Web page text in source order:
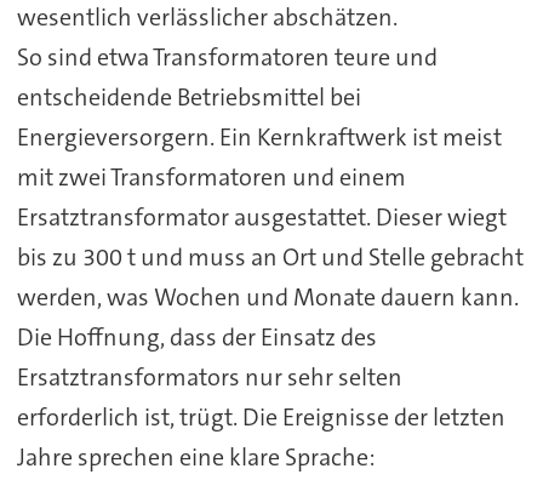
wesentlich verlässlicher abschätzen.
So sind etwa Transformatoren teure und
entscheidende Betriebsmittel bei
Energieversorgern. Ein Kernkraftwerk ist meist
mit zwei Transformatoren und einem
Ersatztransformator ausgestattet. Dieser wiegt
bis zu 300 t und muss an Ort und Stelle gebracht
werden, was Wochen und Monate dauern kann.
Die Hoffnung, dass der Einsatz des
Ersatztransformators nur sehr selten
erforderlich ist, trügt. Die Ereignisse der letzten
Jahre sprechen eine klare Sprache: